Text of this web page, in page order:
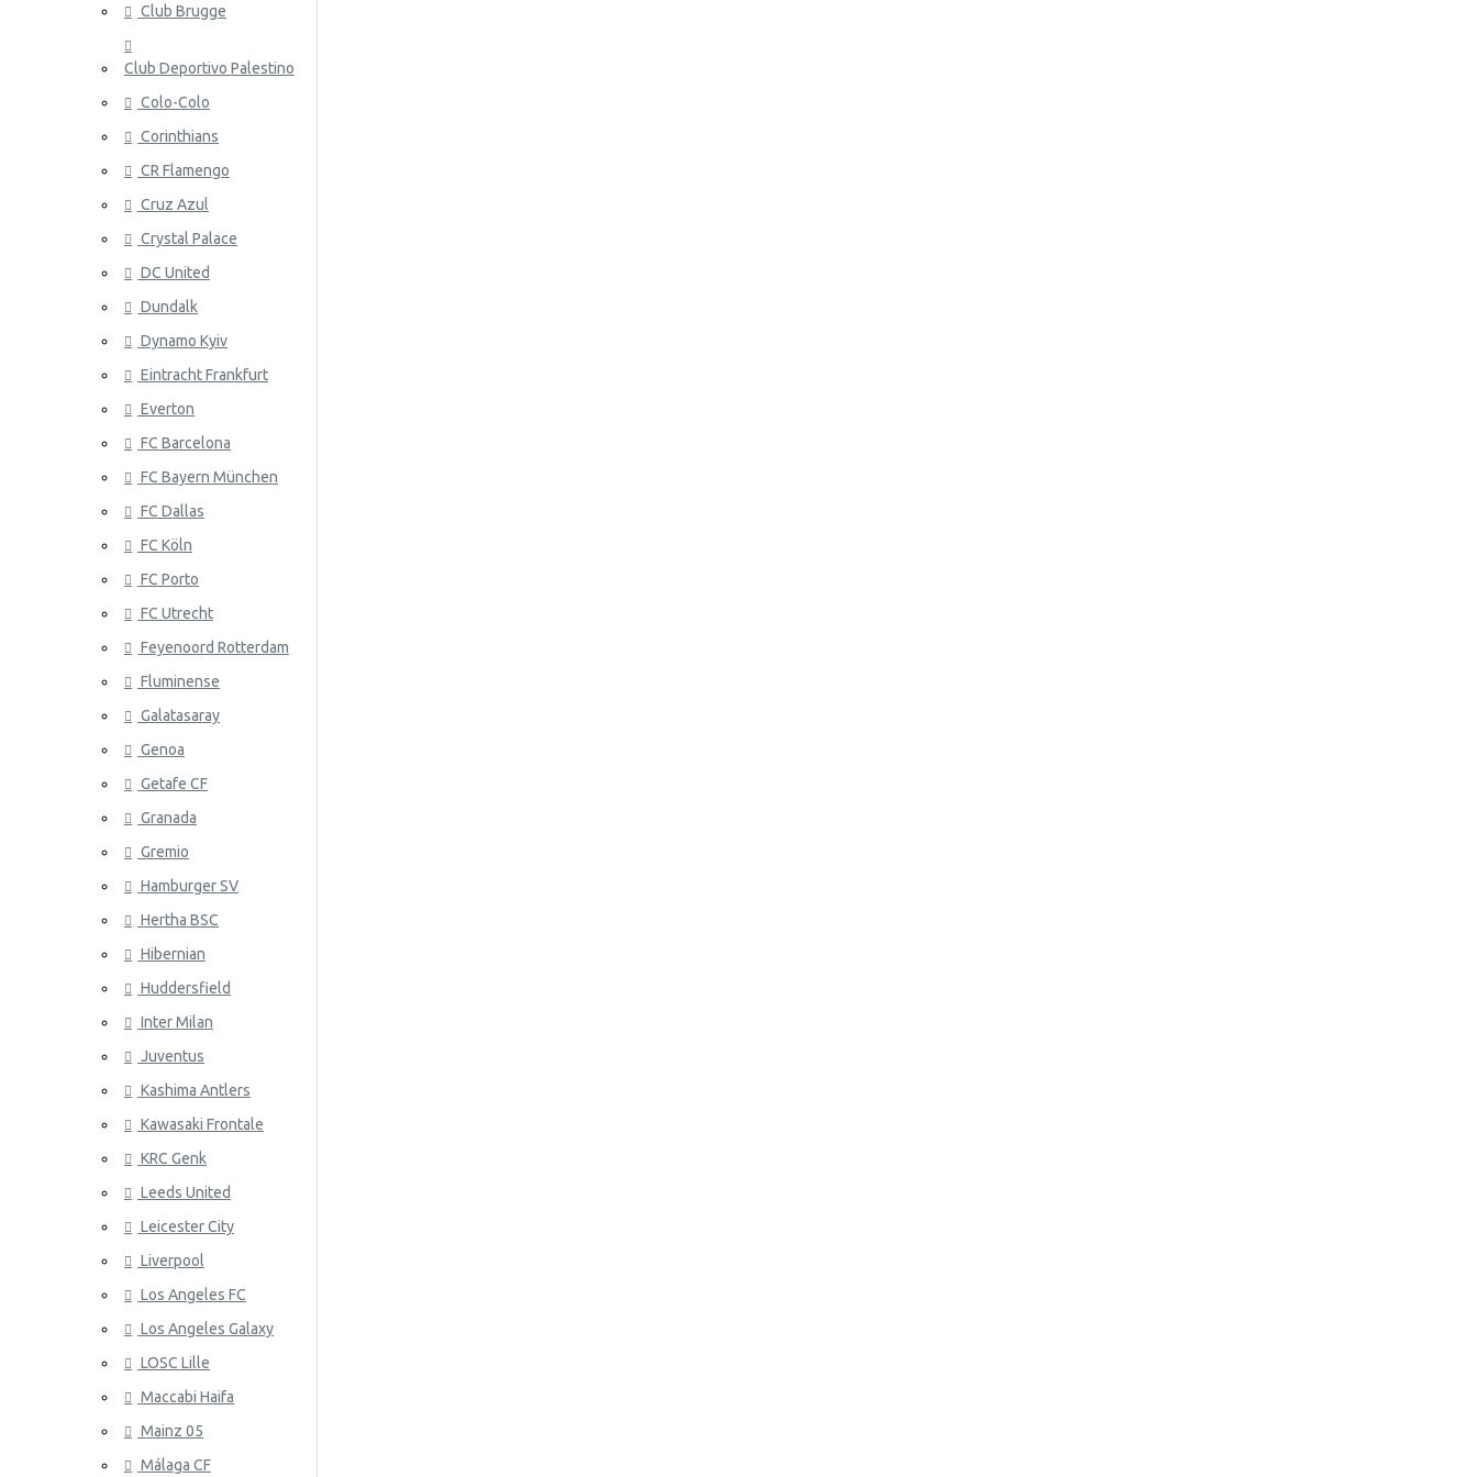
Panama
Portugali
Qatar
Venäjä
Saudi-Arabia
Senegal
Serbia
Slovakia
Espanja
Ruotsi
Tunisia
Turkki
Ukraina
Venezuela
Wales
Club Brugge
Club Deportivo Palestino
Colo-Colo
Corinthians
CR Flamengo
Cruz Azul
Crystal Palace
DC United
Dundalk
Dynamo Kyiv
Eintracht Frankfurt
Everton
FC Barcelona
FC Bayern München
FC Dallas
FC Köln
FC Porto
FC Utrecht
Feyenoord Rotterdam
Fluminense
Galatasaray
Genoa
Getafe CF
Granada
Gremio
Hamburger SV
Hertha BSC
Hibernian
Huddersfield
Inter Milan
Juventus
Kashima Antlers
Kawasaki Frontale
KRC Genk
Leeds United
Leicester City
Liverpool
Los Angeles FC
Los Angeles Galaxy
LOSC Lille
Maccabi Haifa
Mainz 05
Málaga CF